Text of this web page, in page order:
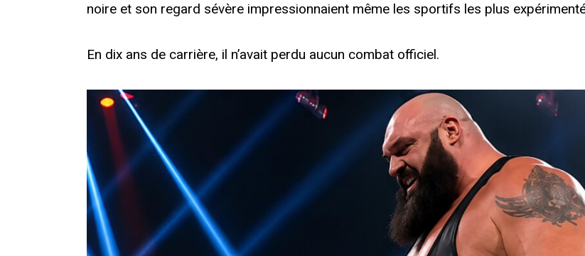
noire et son regard sévère impressionnaient même les sportifs les plus
En dix ans de carrière, il n’avait perdu aucun combat officiel.